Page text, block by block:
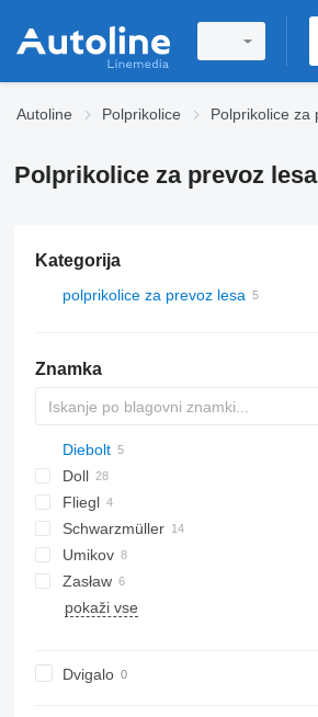
Autoline Polprikolice Polprikolice za
Polprikolice za prevoz
Kategorija
polprikolice za prevoz lesa
Znamka
C-series
Diebolt
Doll
A-series
Logo
Fliegl
SDS
T-series
S-series
S-series
SN
MNL
NV
ROC
Kaiser
Schwarzmüller
Umikov
36
Zasław
D-series
pokaži vse
Dvigalo